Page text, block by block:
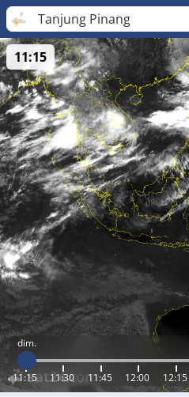
Tanjung Pinang
dim.
11:15 11:30 11:45 12:00 12:15
11:15